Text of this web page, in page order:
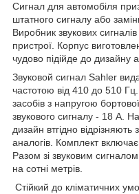
Сигнал для автомобіля
штатного сигналу або
Виробник звукових сигналів
пристрої. Корпус
чудово підійде до дизайну
Звуковой сигнал Sahler
частотою від 410 до 510
засобів з напругою
звукового сигналу - 18 А.
дизайн втгідно
аналогів. Комплект
Разом зі звуковим
на сотні метрів.
Стійкий до кліматичних